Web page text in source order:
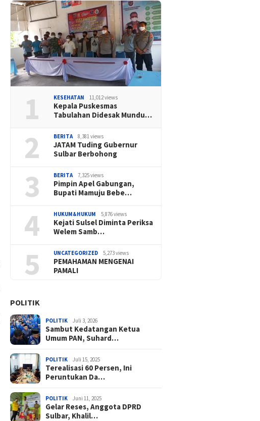
1 KESEHATAN 11,012 views
Kepala Puskesmas
Tabulahan Didesak Mundu…
2 BERITA 8,381 views
JATAM Tuding Gubernur
Sulbar Berbohong
3 BERITA 7,325 views
Pimpin Apel Gabungan,
Bupati Mamuju Bebe…
4 HUKUM&HUKUM 5,876 views
Kejati Sulsel Diminta Periksa
Welem Samb…
5 UNCATEGORIZED 5,273 views
PEMAHAMAN MENGENAI
PAMALI
POLITIK
POLITIK Juli 3, 2026
Sambut Kedatangan Ketua
Umum PAN, Suhard…
POLITIK Juli 15, 2025
Terealisasi 60 Persen, Ini
Peruntukan Da…
POLITIK Juni 11, 2025
Gelar Reses, Anggota DPRD
Sulbar, Khalil…